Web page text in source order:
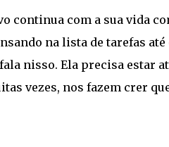
continua com a sua vida
na lista de tarefas até
nisso. Ela precisa estar
vezes, nos fazem crer